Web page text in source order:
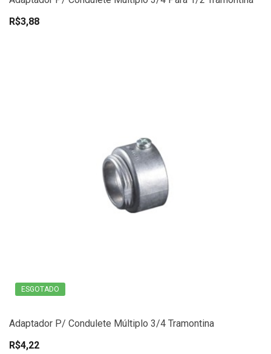
R$3,88
ESGOTADO
Adaptador P/ Condulete Múltiplo 3/4 Tramontina
R$4,22